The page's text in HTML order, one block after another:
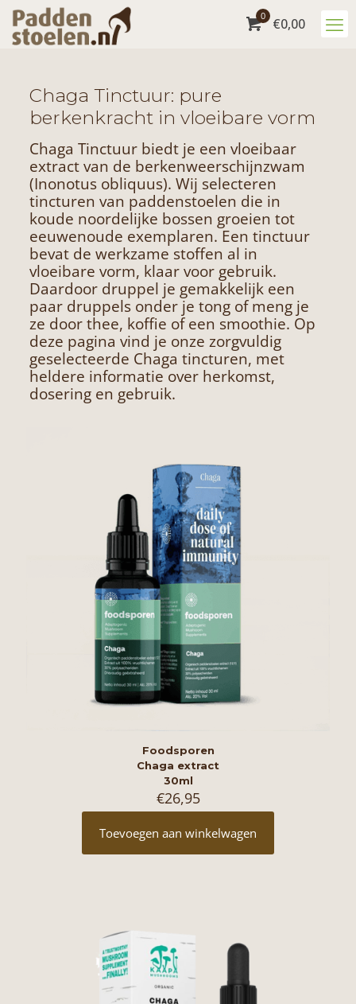
0 €0,00
Chaga Tinctuur: pure
berkenkracht in vloeibare vorm
Chaga Tinctuur biedt je een vloeibaar
extract van de berkenweerschijnzwam
(Inonotus obliquus). Wij selecteren
tincturen van paddenstoelen die in
koude noordelijke bossen groeien tot
eeuwenoude exemplaren. Een tinctuur
bevat de werkzame stoffen al in
vloeibare vorm, klaar voor gebruik.
Daardoor druppel je gemakkelijk een
paar druppels onder je tong of meng je
ze door thee, koffie of een smoothie. Op
deze pagina vind je onze zorgvuldig
geselecteerde Chaga tincturen, met
heldere informatie over herkomst,
dosering en gebruik.
Foodsporen
Chaga extract
30ml
€26,95
Toevoegen aan winkelwagen